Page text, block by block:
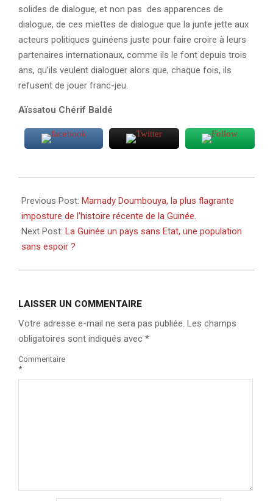
solides de dialogue, et non pas des apparences de
dialogue, de ces miettes de dialogue que la junte jette aux
acteurs politiques guinéens juste pour faire croire à leurs
partenaires internationaux, comme ils le font depuis trois
ans, qu’ils veulent dialoguer alors que, chaque fois, ils
refusent de jouer franc-jeu.
Aïssatou Chérif Baldé
01-
26
Previous Post: Mamady Doumbouya, la plus flagrante
imposture de l’histoire récente de la Guinée.
Next Post: La Guinée un pays sans Etat, une population
sans espoir ?
LAISSER UN COMMENTAIRE
Votre adresse e-mail ne sera pas publiée. Les champs
obligatoires sont indiqués avec *
Commentaire
*